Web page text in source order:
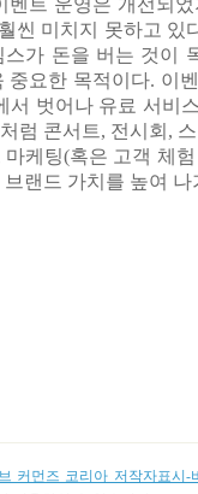
벤트 운영은 개선되
씬 미치지 못하고 있
스가 돈을 버는 것이
중요한 목적이다. 이
서 벗어나 유료 서비
럼 콘서트, 전시회 ,
마케팅(혹은 고객 체
브랜드 가치를 높여 나
커먼즈 코리아 저작자표시-